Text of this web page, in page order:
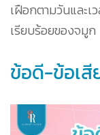
เฝือกตามวันและ
เรียบร้อยของจมูก
ข้อดี-ข้อเสี